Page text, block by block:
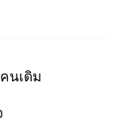
นเดิม